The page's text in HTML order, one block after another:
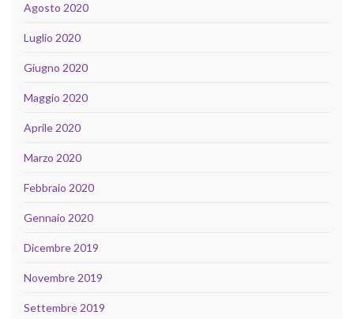
Agosto 2020
Luglio 2020
Giugno 2020
Maggio 2020
Aprile 2020
Marzo 2020
Febbraio 2020
Gennaio 2020
Dicembre 2019
Novembre 2019
Settembre 2019